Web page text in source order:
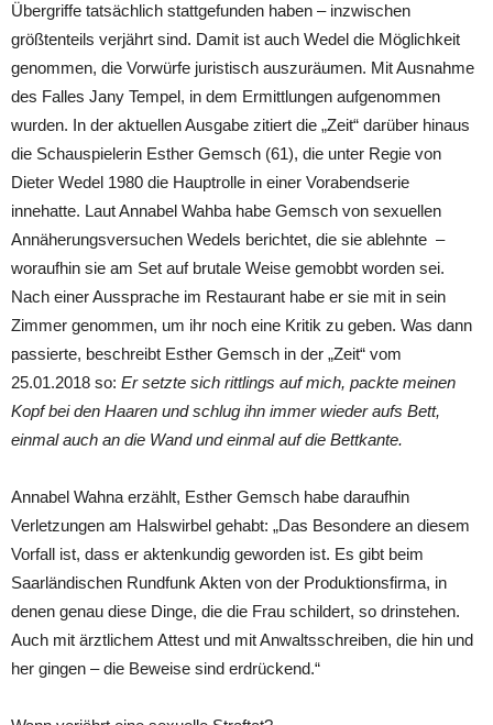
Übergriffe tatsächlich stattgefunden haben – inzwischen
größtenteils verjährt sind. Damit ist auch Wedel die Möglichkeit
genommen, die Vorwürfe juristisch auszuräumen. Mit Ausnahme
des Falles Jany Tempel, in dem Ermittlungen aufgenommen
wurden. In der aktuellen Ausgabe zitiert die „Zeit“ darüber hinaus
die Schauspielerin Esther Gemsch (61), die unter Regie von
Dieter Wedel 1980 die Hauptrolle in einer Vorabendserie
innehatte. Laut Annabel Wahba habe Gemsch von sexuellen
Annäherungsversuchen Wedels berichtet, die sie ablehnte –
woraufhin sie am Set auf brutale Weise gemobbt worden sei.
Nach einer Aussprache im Restaurant habe er sie mit in sein
Zimmer genommen, um ihr noch eine Kritik zu geben. Was dann
passierte, beschreibt Esther Gemsch in der „Zeit“ vom
25.01.2018 so: Er setzte sich rittlings auf mich, packte meinen
Kopf bei den Haaren und schlug ihn immer wieder aufs Bett,
einmal auch an die Wand und einmal auf die Bettkante.
Annabel Wahna erzählt, Esther Gemsch habe daraufhin
Verletzungen am Halswirbel gehabt: „Das Besondere an diesem
Vorfall ist, dass er aktenkundig geworden ist. Es gibt beim
Saarländischen Rundfunk Akten von der Produktionsfirma, in
denen genau diese Dinge, die die Frau schildert, so drinstehen.
Auch mit ärztlichem Attest und mit Anwaltsschreiben, die hin und
her gingen – die Beweise sind erdrückend.“